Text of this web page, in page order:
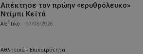
Απέκτησε τον πρώην «ερυθρόλευκο»
Ντίμπι Κεϊτά
Afentiko 07/08/2026
Αθλητικά - Επικαιρότητα